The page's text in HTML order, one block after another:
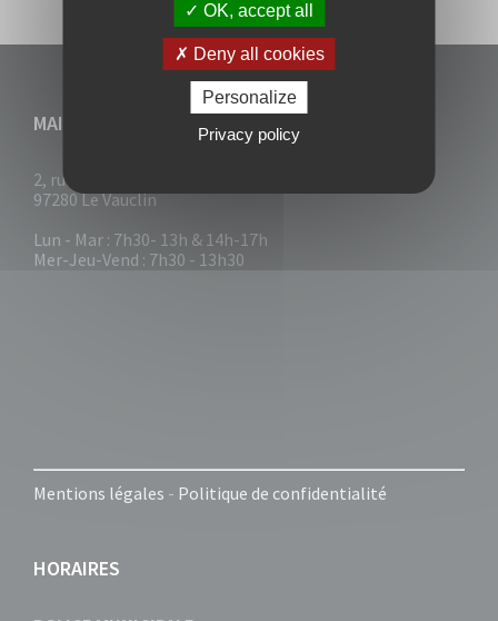
MAIRIE DU VAUCLIN
2, rue Collignon
97280 Le Vauclin
Lun - Mar : 7h30- 13h & 14h-17h
Mer-Jeu-Vend : 7h30 - 13h30
Mentions légales - Politique de confidentialité
HORAIRES
OK, accept all
Deny all cookies
Personalize
Privacy policy